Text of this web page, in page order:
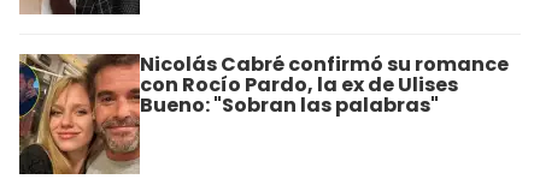
Nicolás Cabré confirmó su romance
con Rocío Pardo, la ex de Ulises
Bueno: "Sobran las palabras"